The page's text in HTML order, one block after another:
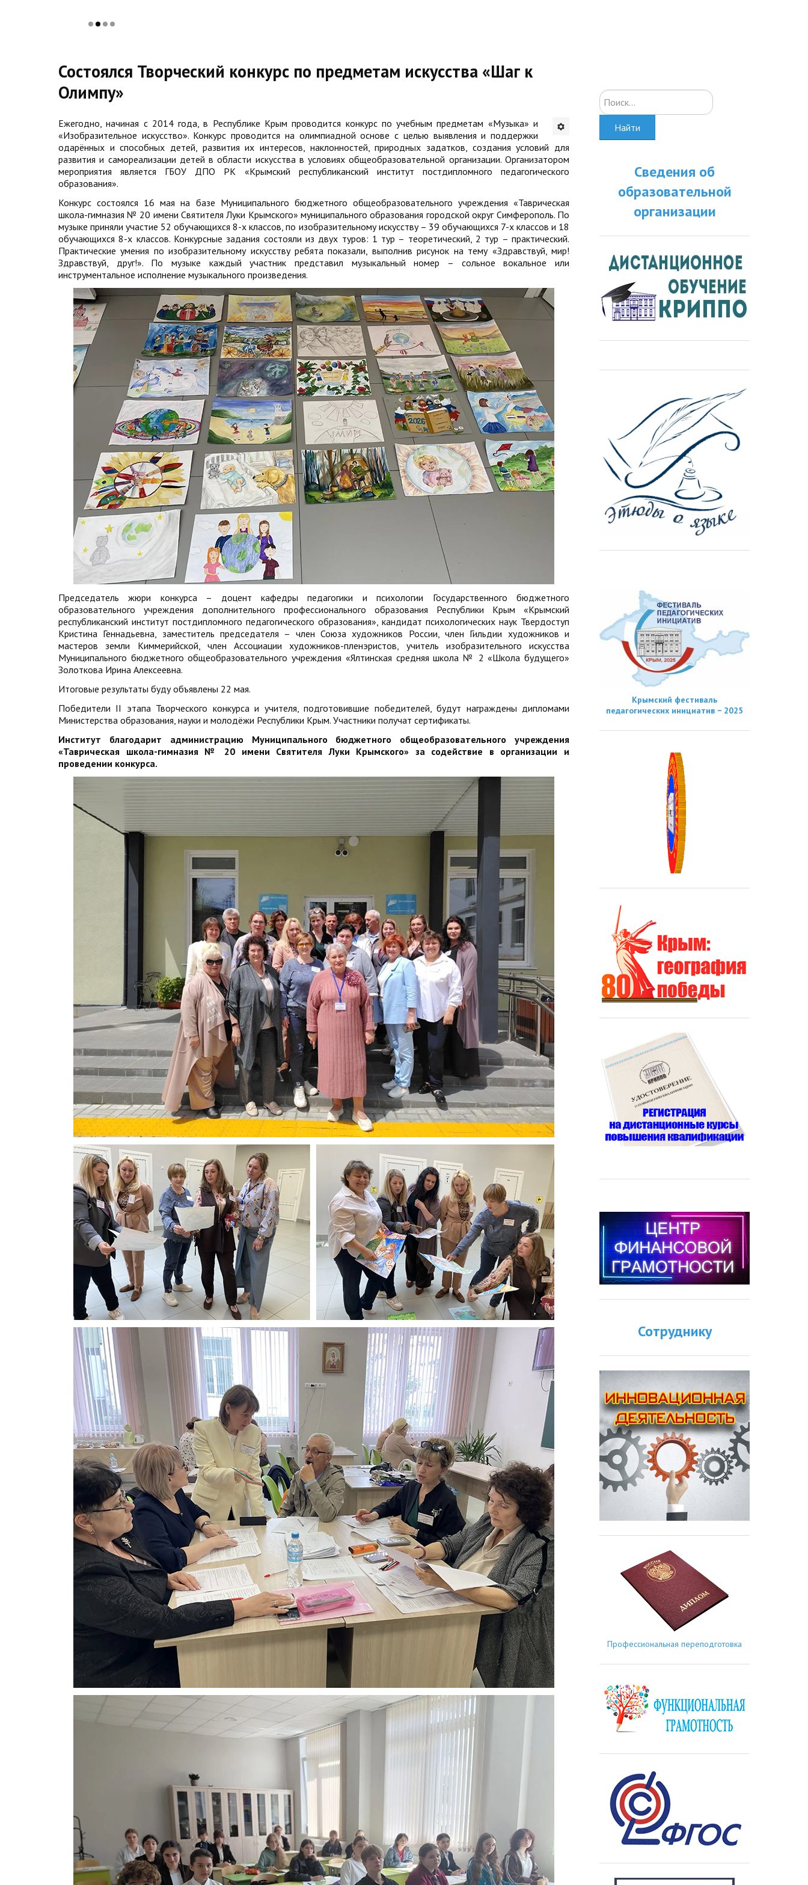
Состоялся Творческий конкурс по предметам искусства «Шаг к
Олимпу»
Ежегодно, начиная с 2014 года, в Республике Крым проводится конкурс по учебным предметам «Музыка» и
«Изобразительное искусство». Конкурс проводится на олимпиадной основе с целью выявления и поддержки
одарённых и способных детей, развития их интересов, наклонностей, природных задатков, создания условий для
развития и самореализации детей в области искусства в условиях общеобразовательной организации. Организатором
мероприятия является ГБОУ ДПО РК «Крымский республиканский институт постдипломного педагогического
образования».
Конкурс состоялся 16 мая на базе Муниципального бюджетного общеобразовательного учреждения «Таврическая
школа-гимназия № 20 имени Святителя Луки Крымского» муниципального образования городской округ Симферополь. По
музыке приняли участие 52 обучающихся 8-х классов, по изобразительному искусству – 39 обучающихся 7-х классов и 18
обучающихся 8-х классов. Конкурсные задания состояли из двух туров: 1 тур – теоретический, 2 тур – практический.
Практические умения по изобразительному искусству ребята показали, выполнив рисунок на тему «Здравствуй, мир!
Здравствуй, друг!». По музыке каждый участник представил музыкальный номер – сольное вокальное или
инструментальное исполнение музыкального произведения.
Председатель жюри конкурса – доцент кафедры педагогики и психологии Государственного бюджетного
образовательного учреждения дополнительного профессионального образования Республики Крым «Крымский
республиканский институт постдипломного педагогического образования», кандидат психологических наук Твердоступ
Кристина Геннадьевна, заместитель председателя – член Союза художников России, член Гильдии художников и
мастеров земли Киммерийской, член Ассоциации художников-пленэристов, учитель изобразительного искусства
Муниципального бюджетного общеобразовательного учреждения «Ялтинская средняя школа № 2 «Школа будущего»
Золоткова Ирина Алексеевна.
Итоговые результаты буду объявлены 22 мая.
Победители II этапа Творческого конкурса и учителя, подготовившие победителей, будут награждены дипломами
Министерства образования, науки и молодёжи Республики Крым. Участники получат сертификаты.
Институт благодарит администрацию Муниципального бюджетного общеобразовательного учреждения
«Таврическая школа-гимназия № 20 имени Святителя Луки Крымского» за содействие в организации и
проведении конкурса.
Искать...
Найти
Сведения об
образовательной
организации
Крымский фестиваль
педагогических инициатив − 2025
Сотруднику
Профессиональная переподготовка